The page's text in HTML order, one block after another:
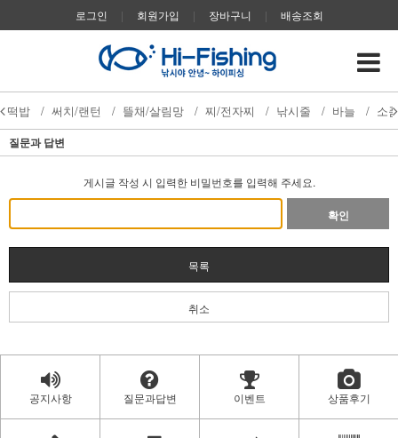
로그인 | 회원가입 | 장바구니 | 배송조회
떡밥 / 써치/랜턴 / 뜰채/살림망 / 찌/전자찌 / 낚시줄 / 바늘 / 소
질문과 답변
게시글 작성 시 입력한 비밀번호를 입력해 주세요.
확인
목록
취소
공지사항 질문과답변 이벤트 상품후기